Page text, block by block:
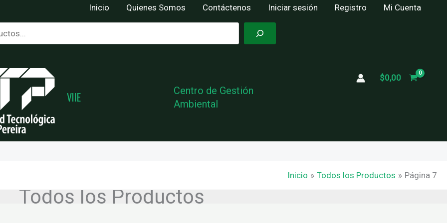
Inicio Quienes Somos Contáctenos Iniciar sesión Registro Mi Cuenta
VIIE
Centro de Gestión
Ambiental
$0,00
Inicio Todos los Productos Página 7
Todos los Productos